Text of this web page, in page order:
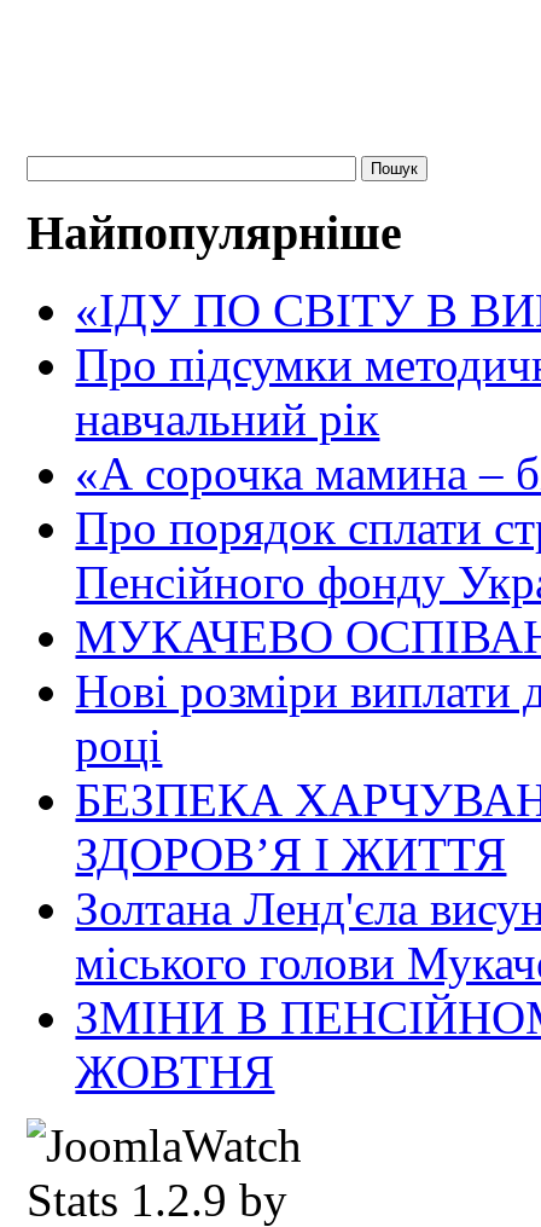
Найпопулярніше
«ІДУ ПО СВІТУ В
Про підсумки
навчальний рік
«А сорочка мамина –
Про порядок сплати
Пенсійного фонду
МУКАЧЕВО
Нові розміри виплати
році
БЕЗПЕКА
ЗДОРОВ’Я І ЖИТТЯ
Золтана Ленд'єла
міського голови
ЗМІНИ В
ЖОВТНЯ